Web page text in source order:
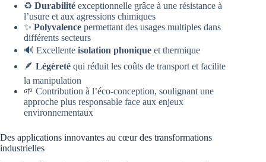
♻️ Durabilité exceptionnelle grâce à une résistance à
l’usure et aux agressions chimiques
✨ Polyvalence permettant des usages multiples dans
différents secteurs
🔊 Excellente isolation phonique et thermique
🪶 Légèreté qui réduit les coûts de transport et facilite
la manipulation
🌱 Contribution à l’éco-conception, soulignant une
approche plus responsable face aux enjeux
environnementaux
Des applications innovantes au cœur des transformations
industrielles